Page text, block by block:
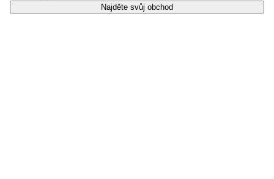
Najděte svůj obchod